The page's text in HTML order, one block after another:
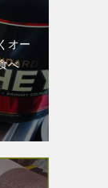
オー
べ